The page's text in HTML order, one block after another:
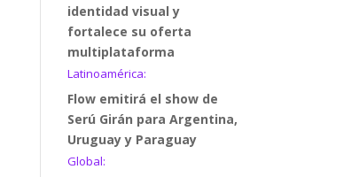
identidad visual y
fortalece su oferta
multiplataforma
Latinoamérica:
Flow emitirá el show de
Serú Girán para Argentina,
Uruguay y Paraguay
Global: